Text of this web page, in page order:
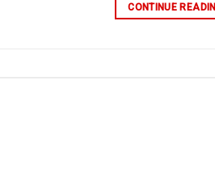
CONTINUE